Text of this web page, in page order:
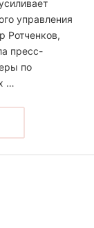
управления
Ротченков,
пресс-
по
…